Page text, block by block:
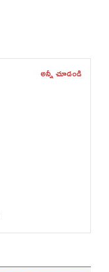
అన్నీ చూడండి